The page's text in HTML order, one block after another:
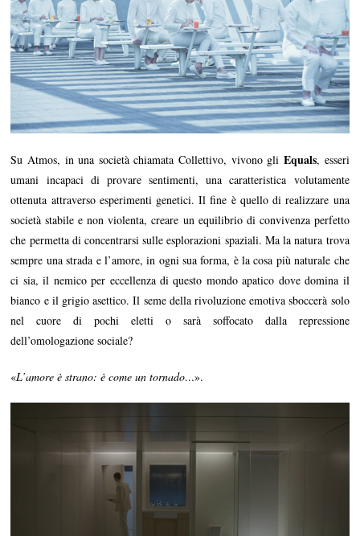
Su Atmos, in una società chiamata Collettivo, vivono gli Equals, esseri
umani incapaci di provare sentimenti, una caratteristica volutamente
ottenuta attraverso esperimenti genetici. Il fine è quello di realizzare una
società stabile e non violenta, creare un equilibrio di convivenza perfetto
che permetta di concentrarsi sulle esplorazioni spaziali. Ma la natura trova
sempre una strada e l’amore, in ogni sua forma, è la cosa più naturale che
ci sia, il nemico per eccellenza di questo mondo apatico dove domina il
bianco e il grigio asettico. Il seme della rivoluzione emotiva sboccerà solo
nel cuore di pochi eletti o sarà soffocato dalla repressione
dell’omologazione sociale?
«L’amore è strano: è come un tornado…».